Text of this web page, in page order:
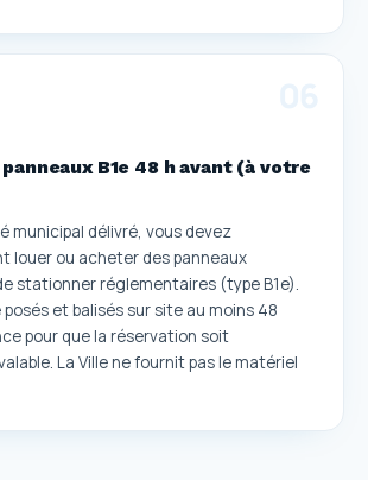
B1e 48 h avant (à votre
municipal délivré, vous devez
louer ou acheter des panneaux
stationner réglementaires (type B1e).
et balisés sur site au moins 48
pour que la réservation soit
La Ville ne fournit pas le matériel